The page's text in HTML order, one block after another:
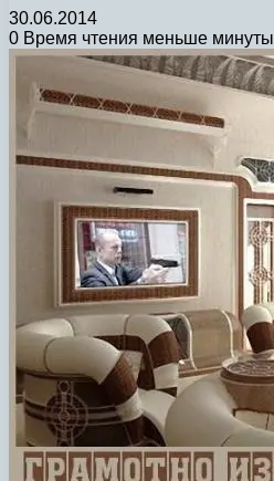
30.06.2014
0 Время чтения меньше минуты